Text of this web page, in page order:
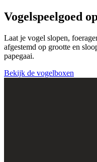
Vogelspeelgoed
Laat je vogel slopen,
afgestemd op grootte en
papegaai.
Bekijk de vogelboxen